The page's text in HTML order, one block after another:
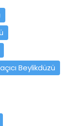
Beylikdüzü